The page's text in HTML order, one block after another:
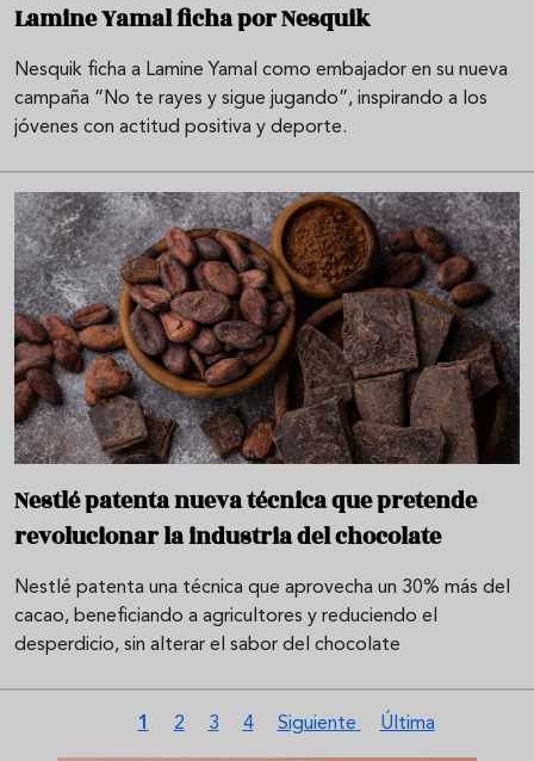
Lamine Yamal ficha por Nesquik
Nesquik ficha a Lamine Yamal como embajador en su nueva
campaña “No te rayes y sigue jugando”, inspirando a los
jóvenes con actitud positiva y deporte.
Nestlé patenta nueva técnica que pretende
revolucionar la industria del chocolate
Nestlé patenta una técnica que aprovecha un 30% más del
cacao, beneficiando a agricultores y reduciendo el
desperdicio, sin alterar el sabor del chocolate
Página actual
1 Página
2 Página
3 Página
4 Siguiente página
Siguiente Última página
Última